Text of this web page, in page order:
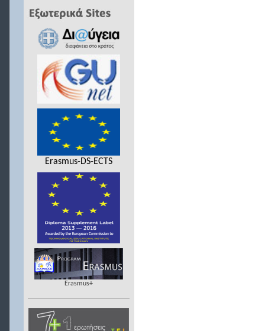
Erasmus-DS-ECTS
Erasmus+